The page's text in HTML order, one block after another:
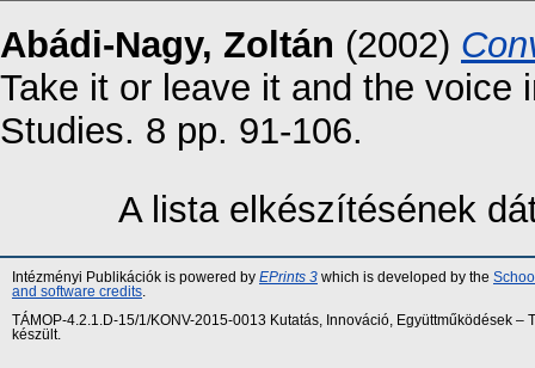
Abádi-Nagy, Zoltán (2002)
Take it or leave it and the voice
Studies. 8 pp. 91-106.
A lista elkészítésének
Intézményi Publikációk is powered by EPrints 3 which is developed by the
and software credits
TÁMOP-4.2.1.D-15/1/KONV-2015-0013 Kutatás, Innováció, Együttműködések
készült.